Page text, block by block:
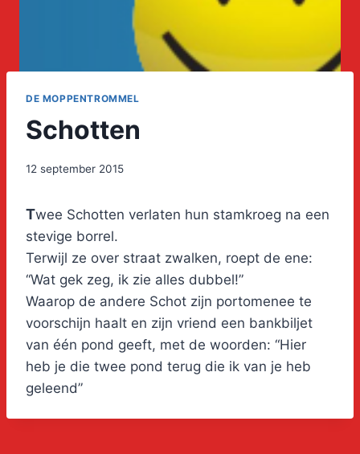
DE MOPPENTROMMEL
Schotten
12 september 2015
Twee Schotten verlaten hun stamkroeg na een
stevige borrel.
Terwijl ze over straat zwalken, roept de ene:
“Wat gek zeg, ik zie alles dubbel!”
Waarop de andere Schot zijn portomenee te
voorschijn haalt en zijn vriend een bankbiljet
van één pond geeft, met de woorden: “Hier
heb je die twee pond terug die ik van je heb
geleend”